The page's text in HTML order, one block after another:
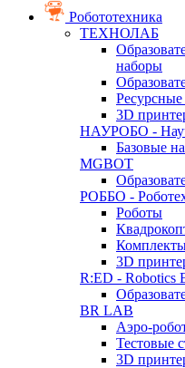
Робототехника
ТЕХНОЛАБ
наборы
3D
НАУРОБО -
Базовые
MGBOT
РОББО -
Роботы
3D
R:ED - Robotics
BR LAB
Аэро-
Тестовые
3D